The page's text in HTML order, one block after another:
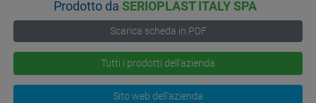
Prodotto daSERIOPLAST ITALY SPA
Scarica scheda in PDF
Tutti i prodotti dell'azienda
Sito web dell'azienda